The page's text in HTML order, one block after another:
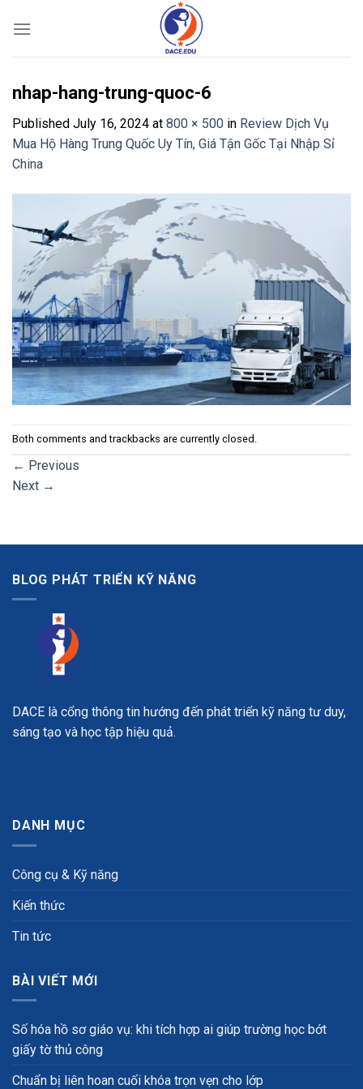
nhap-hang-trung-quoc-6
Published July 16, 2024 at 800 × 500 in Review Dịch Vụ
Mua Hộ Hàng Trung Quốc Uy Tín, Giá Tận Gốc Tại Nhập Sỉ
China
Both comments and trackbacks are currently closed.
← Previous
Next →
BLOG PHÁT TRIỂN KỸ NĂNG
DACE là cổng thông tin hướng đến phát triển kỹ năng tư duy,
sáng tạo và học tập hiệu quả.
DANH MỤC
Công cụ & Kỹ năng
Kiến thức
Tin tức
BÀI VIẾT MỚI
Số hóa hồ sơ giáo vụ: khi tích hợp ai giúp trường học bớt
giấy tờ thủ công
Chuẩn bị liên hoan cuối khóa trọn vẹn cho lớp